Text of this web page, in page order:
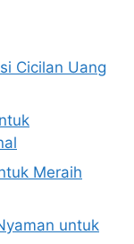
Cicilan Uang
Meraih
untuk